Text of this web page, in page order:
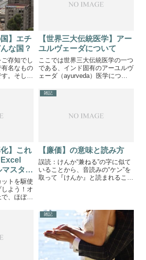
く、後悔をすることがあったな...
】エチ
な国？
存知でし
有名なもの
。そして
ギル砂漠
チオピ
【世界三大伝統医学】アー
ユルヴェーダについて
ここでは世界三大伝統医学の一つ
である、インド固有のアーユルヴ
ェーダ（ayurveda）医学につい
ェーダについてアーユルヴェーダ
（生命）とヴェーダ（知識...
】これ
スタ
トを駆使
よう！オ
、ほぼど
えば、ワ
とか
雑記
【廉価】の意味と読み方
誤読：けんか“兼ねる”の字に似て
いることから、音読みの“ケン”を
取って『けんか』と読まれること
と。価値が低いこと。単純に値段
が安いことも言いますが...
雑記